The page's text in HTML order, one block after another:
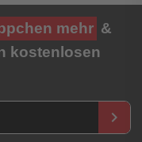
mehr &
kostenlosen
keyboard_arrow_right